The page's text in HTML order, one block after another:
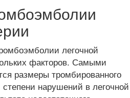
легочной
факторов. Самыми
размеры тромбированного
нарушений в легочной